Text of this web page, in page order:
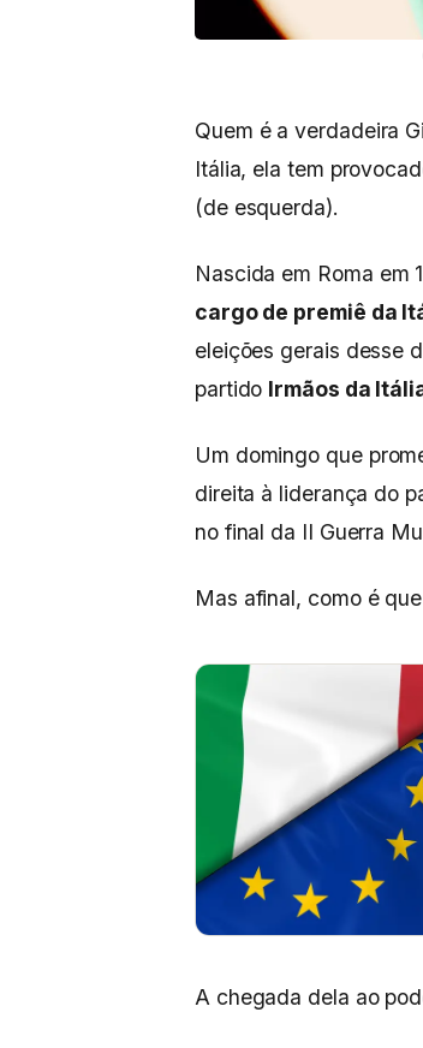
Quem é a verdadeira
Itália, ela tem
(de esquerda).
Nascida em Roma em
cargo de premiê da
eleições gerais desse
partido Irmãos da
Um domingo que
direita à liderança do
no final da II Guerra
Mas afinal, como é
A chegada dela ao